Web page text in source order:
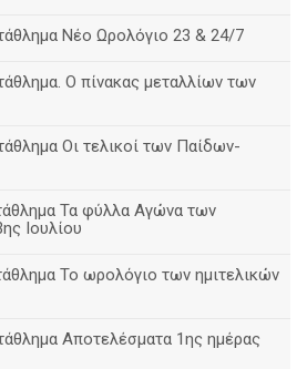
Νέο Ωρολόγιο 23 & 24/7
Ο πίνακας μεταλλίων των
Οι τελικοί των Παίδων-
Τα φύλλα Αγώνα των
Ιουλίου
Το ωρολόγιο των ημιτελικών
Αποτελέσματα 1ης ημέρας